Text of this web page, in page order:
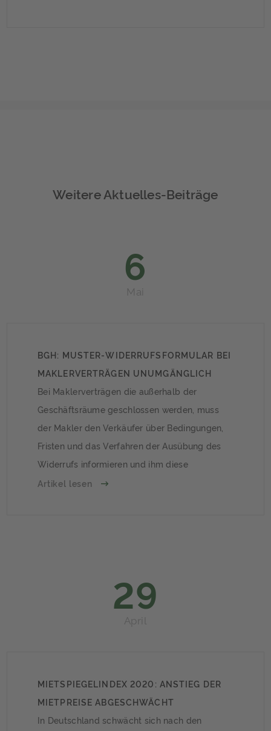
Weitere Aktuelles-Beiträge
6
Mai
BGH: MUSTER-WIDERRUFSFORMULAR BEI
MAKLERVERTRÄGEN UNUMGÄNGLICH
Bei Maklerverträgen die außerhalb der
Geschäftsräume geschlossen werden, muss
der Makler den Verkäufer über Bedingungen,
Fristen und das Verfahren der Ausübung des
Widerrufs informieren und ihm diese
Informationen in schriftlicher Form
Artikel lesen
29
April
MIETSPIEGELINDEX 2020: ANSTIEG DER
MIETPREISE ABGESCHWÄCHT
In Deutschland schwächt sich nach den